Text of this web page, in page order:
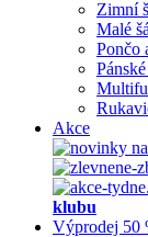
Zimní
Malé
Pončo
Akce
klubu
Výprodej 50